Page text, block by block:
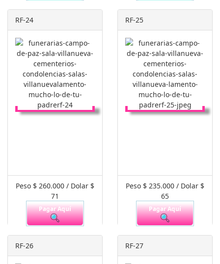
RF-24
Peso $ 260.000 / Dolar $
71
Pagar Aquí
RF-25
Peso $ 235.000 / Dolar $
65
Pagar Aquí
RF-26 RF-27